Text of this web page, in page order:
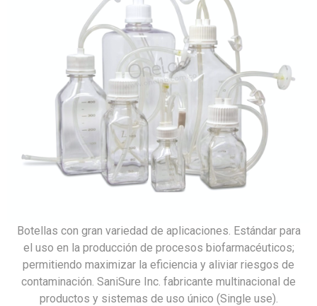
Botellas con gran variedad de aplicaciones. Estándar para
el uso en la producción de procesos biofarmacéuticos;
permitiendo maximizar la eficiencia y aliviar riesgos de
contaminación. SaniSure Inc. fabricante multinacional de
productos y sistemas de uso único (Single use).